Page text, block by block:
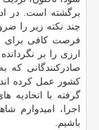
برگشته است. در
چند نكته زیر را
فرصت كافی برای
ارزی را بر
صادركنندگانی كه
كشور عمل كرده
گرفته با اتحادیه
اجرا، امیدوارم
باشیم.